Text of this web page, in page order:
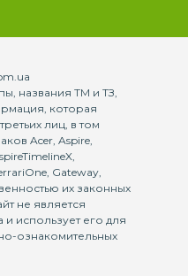
названия ТМ и ТЗ,
которая
лиц, в том
Acer, Aspire,
Gateway,
их законных
не является
и использует его для
ознакомительных